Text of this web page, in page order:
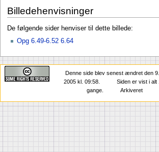
Billedehenvisninger
De følgende sider henviser til dette billede:
Opg 6.49-6.52 6.64
Denne side blev senest ændret den
2005 kl. 09:58.
Siden er vist i alt
gange.
Arkiveret